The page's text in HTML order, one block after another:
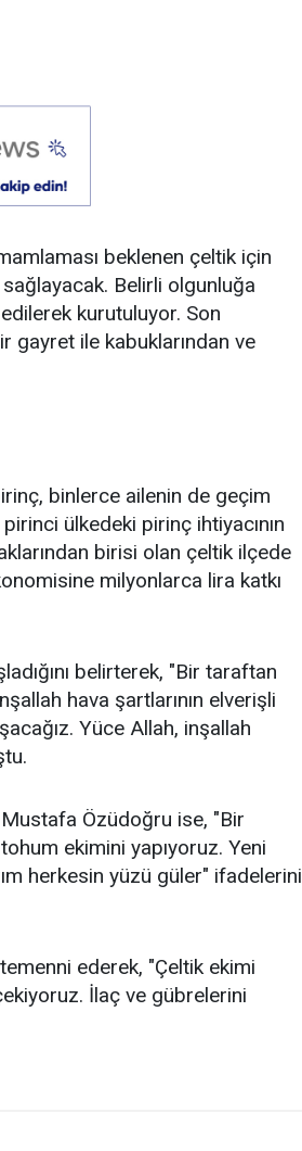
beklenen çeltik için
Belirli olgunluğa
kurutuluyor. Son
gayret ile kabuklarından ve
binlerce ailenin de geçim
ülkedeki pirinç ihtiyacının
birisi olan çeltik ilçede
milyonlarca lira katkı
belirterek, "Bir taraftan
hava şartlarının elverişli
Yüce Allah, inşallah
Özüdoğru ise, "Bir
ekimini yapıyoruz. Yeni
herkesin yüzü güler" ifadelerini
ederek, "Çeltik ekimi
İlaç ve gübrelerini